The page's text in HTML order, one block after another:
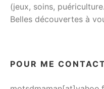
(jeux, soins,
Belles découvertes à
POUR ME